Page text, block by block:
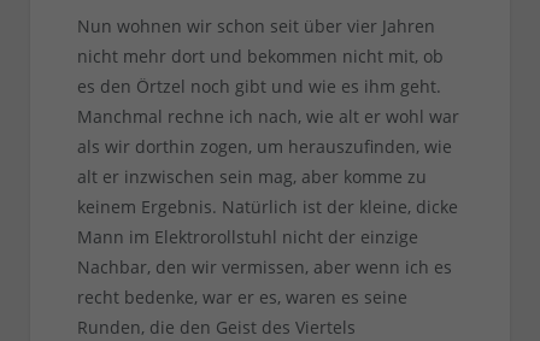
Nun wohnen wir schon seit über vier Jahren
nicht mehr dort und bekommen nicht mit, ob
es den Örtzel noch gibt und wie es ihm geht.
Manchmal rechne ich nach, wie alt er wohl war
als wir dorthin zogen, um herauszufinden, wie
alt er inzwischen sein mag, aber komme zu
keinem Ergebnis. Natürlich ist der kleine, dicke
Mann im Elektrorollstuhl nicht der einzige
Nachbar, den wir vermissen, aber wenn ich es
recht bedenke, war er es, waren es seine
Runden, die den Geist des Viertels